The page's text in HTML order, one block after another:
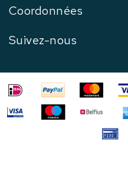
Coordonnées
Suivez-nous